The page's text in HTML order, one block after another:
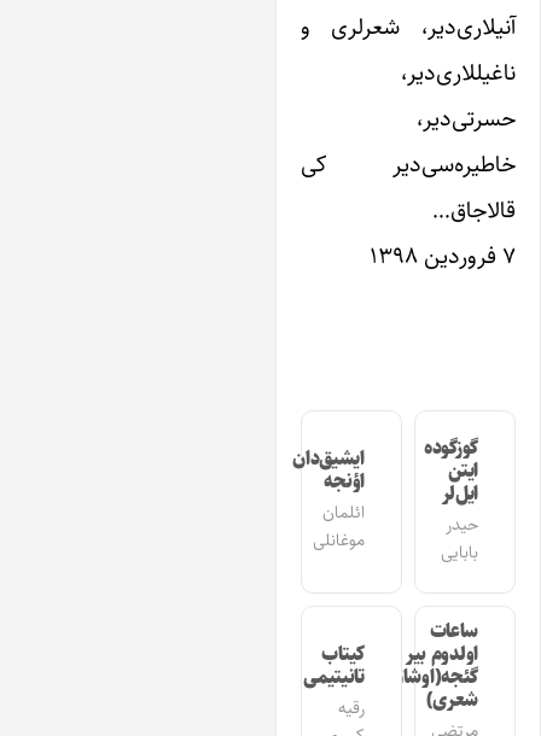
شعرلری و
کی
گوزگوده
ایل‌لر
بابایی
ایشیق‌دان
اؤنجه
ائلمان
موغانلی
ساعات
اولدوم بیر
گئجه(اوشاق
شعری)
کیتاب
تانیتیمی